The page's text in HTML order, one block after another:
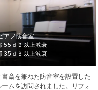
アノ防音室
55ｄＢ以上減衰
35ｄＢ以上減衰
斎を兼ねた防音室を設置した
ムを訪問されました。リフォ